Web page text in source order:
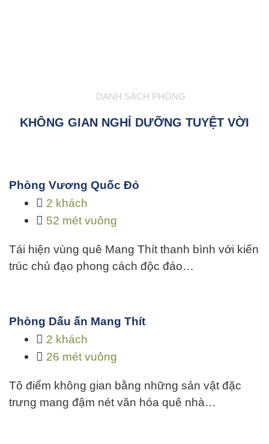
DANH SÁCH PHÒNG
KHÔNG GIAN NGHỈ DƯỠNG TUYỆT VỜI
Phòng Vương Quốc Đỏ
2 khách
52 mét vuông
Tái hiện vùng quê Mang Thít thanh bình với kiến
trúc chủ đạo phong cách độc đáo…
Phòng Dấu ấn Mang Thít
2 khách
26 mét vuông
Tô điểm không gian bằng những sản vật đặc
trưng mang đậm nét văn hóa quê nhà…